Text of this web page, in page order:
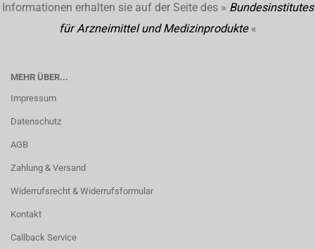
Informationen erhalten sie auf der Seite des » Bundesinstitutes
für Arzneimittel und Medizinprodukte«
MEHR ÜBER...
Impressum
Datenschutz
AGB
Zahlung & Versand
Widerrufsrecht & Widerrufsformular
Kontakt
Callback Service